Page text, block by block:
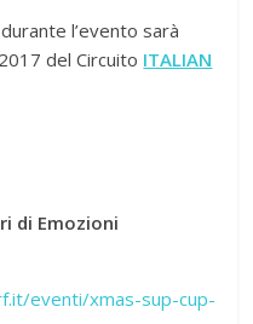
l’evento sarà
del Circuito ITALIAN
di Emozioni
eventi/xmas-sup-cup-